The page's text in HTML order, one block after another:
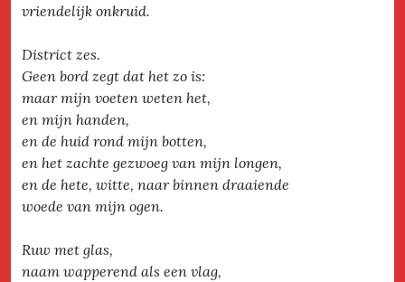
vriendelijk onkruid.
District zes.
Geen bord zegt dat het zo is:
maar mijn voeten weten het,
en mijn handen,
en de huid rond mijn botten,
en het zachte gezwoeg van mijn longen,
en de hete, witte, naar binnen draaiende
woede van mijn ogen.
Ruw met glas,
naam wapperend als een vlag,